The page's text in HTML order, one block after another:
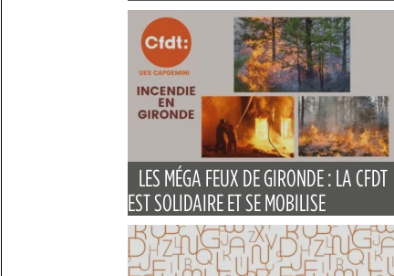
LES MÉGA FEUX DE GIRONDE : LA CFDT
EST SOLIDAIRE ET SE MOBILISE